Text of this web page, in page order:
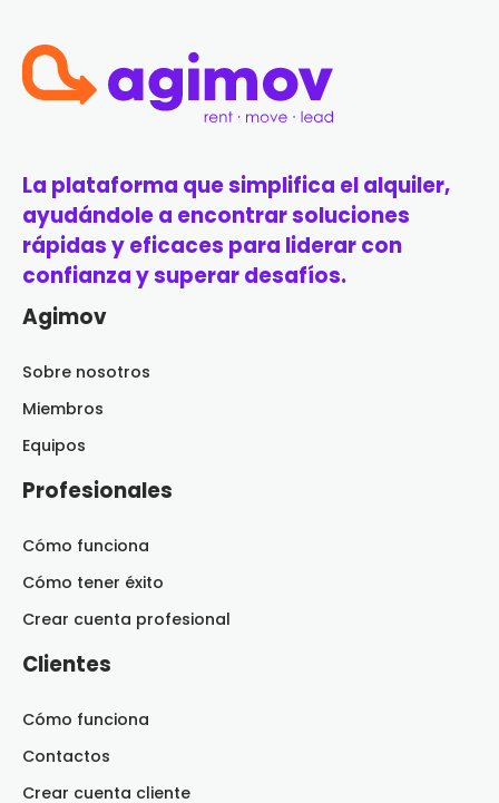
La plataforma que simplifica el alquiler,
ayudándole a encontrar soluciones
rápidas y eficaces para liderar con
confianza y superar desafíos.
Agimov
Sobre nosotros
Miembros
Equipos
Profesionales
Cómo funciona
Cómo tener éxito
Crear cuenta profesional
Clientes
Cómo funciona
Contactos
Crear cuenta cliente